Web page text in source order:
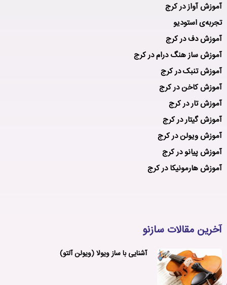
آموزش آواز در کرج
تجربه‌ی استودیو
آموزش دف در کرج
آموزش ساز هنگ درام در کرج
آموزش تنبک در کرج
آموزش کاخن در کرج
آموزش تار در کرج
آموزش گیتار در کرج
آموزش ویولن در کرج
آموزش پیانو در کرج
آموزش هارمونیکا در کرج
آخرین مقالات سازنو
آشنایی با ساز ویولا (ویولن آلتو)